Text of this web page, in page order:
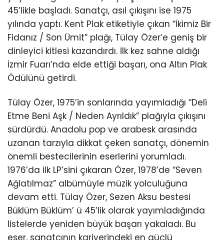
45’likle başladı. Sanatçı, asıl çıkışını ise 1975
yılında yaptı. Kent Plak etiketiyle çıkan “İkimiz Bir
Fidanız / Son Ümit” plağı, Tülay Özer’e geniş bir
dinleyici kitlesi kazandırdı. İlk kez sahne aldığı
İzmir Fuarı’nda elde ettiği başarı, ona Altın Plak
Ödülünü getirdi.
Tülay Özer, 1975’in sonlarında yayımladığı “Deli
Etme Beni Aşk / Neden Ayrıldık” plağıyla çıkışını
sürdürdü. Anadolu pop ve arabesk arasında
uzanan tarzıyla dikkat çeken sanatçı, dönemin
önemli bestecilerinin eserlerini yorumladı.
1976’da ilk LP’sini çıkaran Özer, 1978’de “Seven
Ağlatılmaz” albümüyle müzik yolculuğuna
devam etti. Tülay Özer, Sezen Aksu bestesi
Büklüm Büklüm’ ü 45’lik olarak yayımladığında
listelerde yeniden büyük başarı yakaladı. Bu
eser, sanatçının kariyerindeki en güçlü